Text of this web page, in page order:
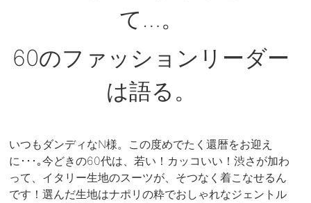
て…。
60のファッションリーダー
は語る。
いつもダンディなN様。この度めでたく還暦をお迎え
に･･･｡今どきの60代は、若い！カッコいい！渋さが加わ
って、イタリー生地のスーツが、そつなく着こなせるん
です！選んだ生地はナポリの粋でおしゃれなジェントル